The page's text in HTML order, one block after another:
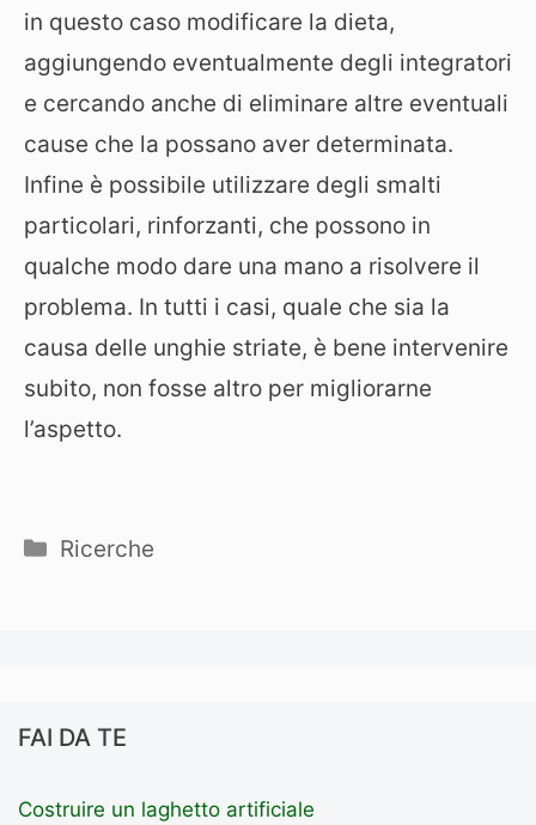
in questo caso modificare la dieta,
aggiungendo eventualmente degli integratori
e cercando anche di eliminare altre eventuali
cause che la possano aver determinata.
Infine è possibile utilizzare degli smalti
particolari, rinforzanti, che possono in
qualche modo dare una mano a risolvere il
problema. In tutti i casi, quale che sia la
causa delle unghie striate, è bene intervenire
subito, non fosse altro per migliorarne
l’aspetto.
Categorie
Ricerche
FAI DA TE
Costruire un laghetto artificiale